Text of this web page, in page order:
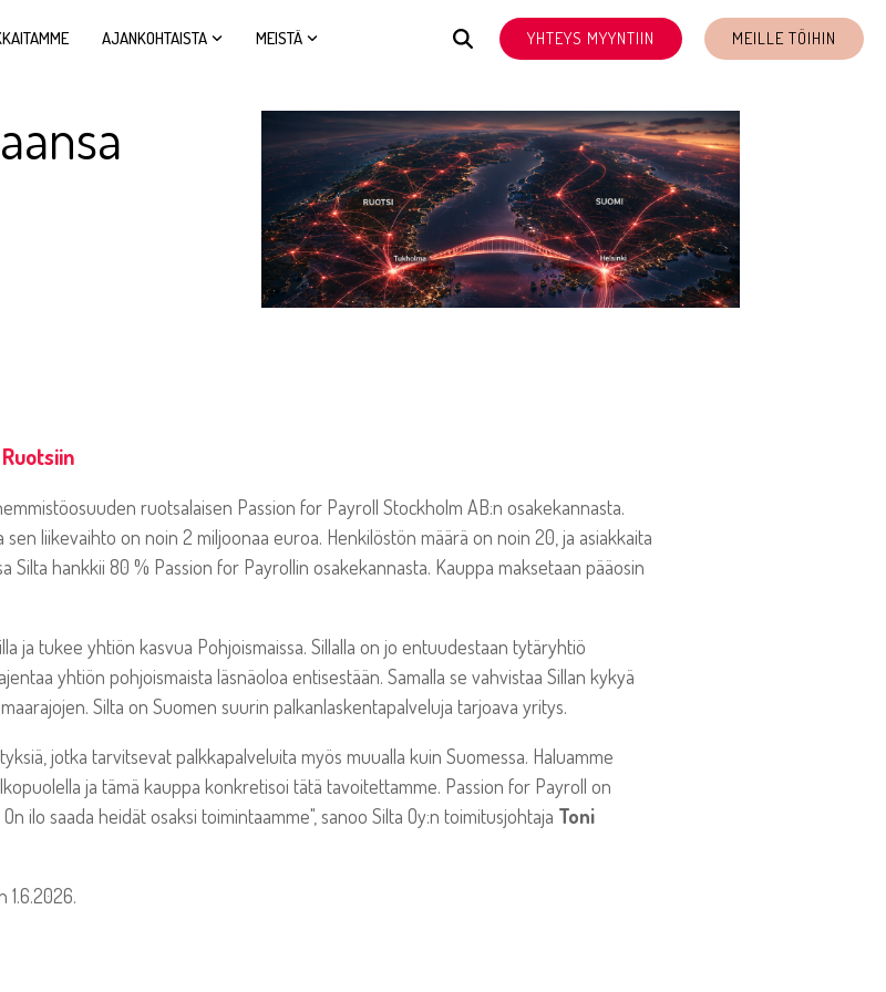
AJANKOHTAISTA MEISTÄ YHTEYS MYYNTIIN MEILLE TÖIHIN
ruotsalaisen Passion for Payroll Stockholm AB:n osakekannasta.
liikevaihto on noin 2 miljoonaa euroa. Henkilöstön määrä on noin 20, ja asiakkaita
Silta hankkii 80 % Passion for Payrollin osakekannasta. Kauppa maksetaan pääosin
ja tukee yhtiön kasvua Pohjoismaissa. Sillalla on jo entuudestaan tytäryhtiö
yhtiön pohjoismaista läsnäoloa entisestään. Samalla se vahvistaa Sillan kykyä
Silta on Suomen suurin palkanlaskentapalveluja tarjoava yritys.
jotka tarvitsevat palkkapalveluita myös muualla kuin Suomessa. Haluamme
ja tämä kauppa konkretisoi tätä tavoitettamme. Passion for Payroll on
ilo saada heidät osaksi toimintaamme", sanoo Silta Oy:n toimitusjohtaja Toni